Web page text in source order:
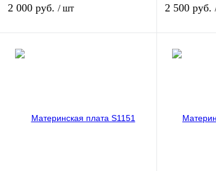
2 000 руб. / шт 2 500 руб.